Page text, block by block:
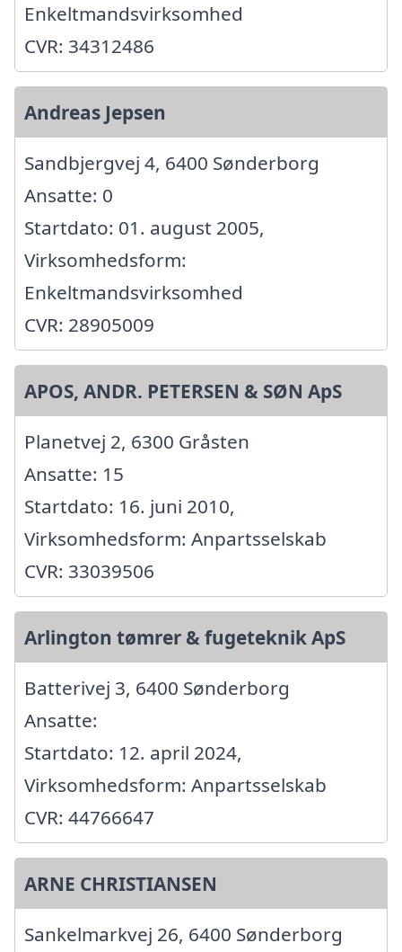
Enkeltmandsvirksomhed
CVR: 34312486
Andreas Jepsen
Sandbjergvej 4, 6400 Sønderborg
Ansatte: 0
Startdato: 01. august 2005,
Virksomhedsform:
Enkeltmandsvirksomhed
CVR: 28905009
APOS, ANDR. PETERSEN & SØN ApS
Planetvej 2, 6300 Gråsten
Ansatte: 15
Startdato: 16. juni 2010,
Virksomhedsform: Anpartsselskab
CVR: 33039506
Arlington tømrer & fugeteknik ApS
Batterivej 3, 6400 Sønderborg
Ansatte:
Startdato: 12. april 2024,
Virksomhedsform: Anpartsselskab
CVR: 44766647
ARNE CHRISTIANSEN
Sankelmarkvej 26, 6400 Sønderborg